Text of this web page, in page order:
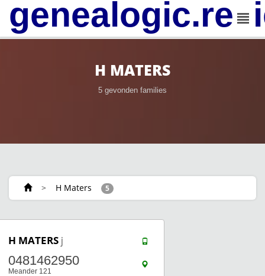
H MATERS
5 gevonden families
> H Maters 5
H MATERS j
0481462950
Meander 121